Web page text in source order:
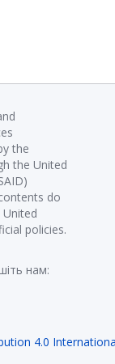
the
the United
do
policies.
нам:
4.0